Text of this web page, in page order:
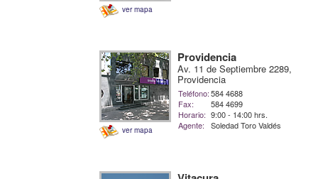
ver mapa
ver mapa
Providencia
Av. 11 de Septiembre 2289,
Providencia
Teléfono:584 4688
Fax:
584 4699
Horario: 9:00 - 14:00 hrs.
Agente:
Soledad Toro Valdés